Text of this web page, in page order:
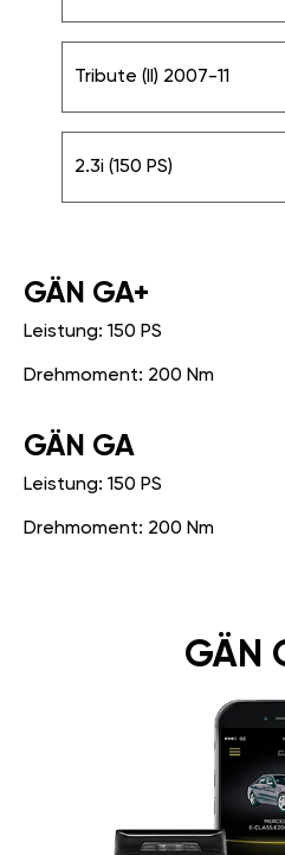
Tribute (II) 2007-11
2.3i (150 PS)
GÄN GA+
Leistung: 150 PS
Drehmoment: 200 Nm
GÄN GA
Leistung: 150 PS
Drehmoment: 200 Nm
GÄN